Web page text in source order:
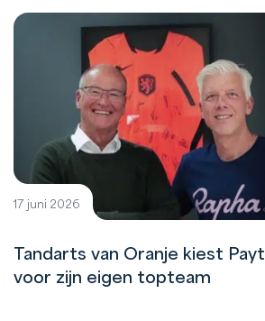
17 juni 2026
Tandarts van Oranje kiest Payt
voor zijn eigen topteam